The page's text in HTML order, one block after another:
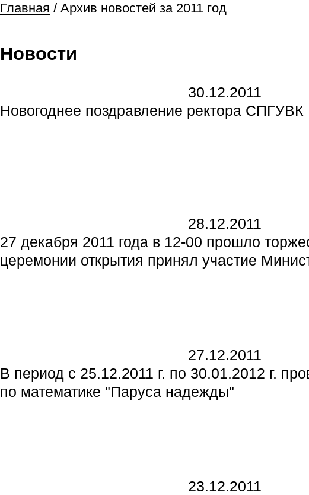
Главная / Архив новостей за 2011 год
Новости
30.12.2011
Новогоднее поздравление ректора СПГУВК
28.12.2011
27 декабря 2011 года в 12-00 прошло
церемонии открытия принял участие
27.12.2011
В период с 25.12.2011 г. по 30.01.2012 г.
по математике "Паруса надежды"
23.12.2011